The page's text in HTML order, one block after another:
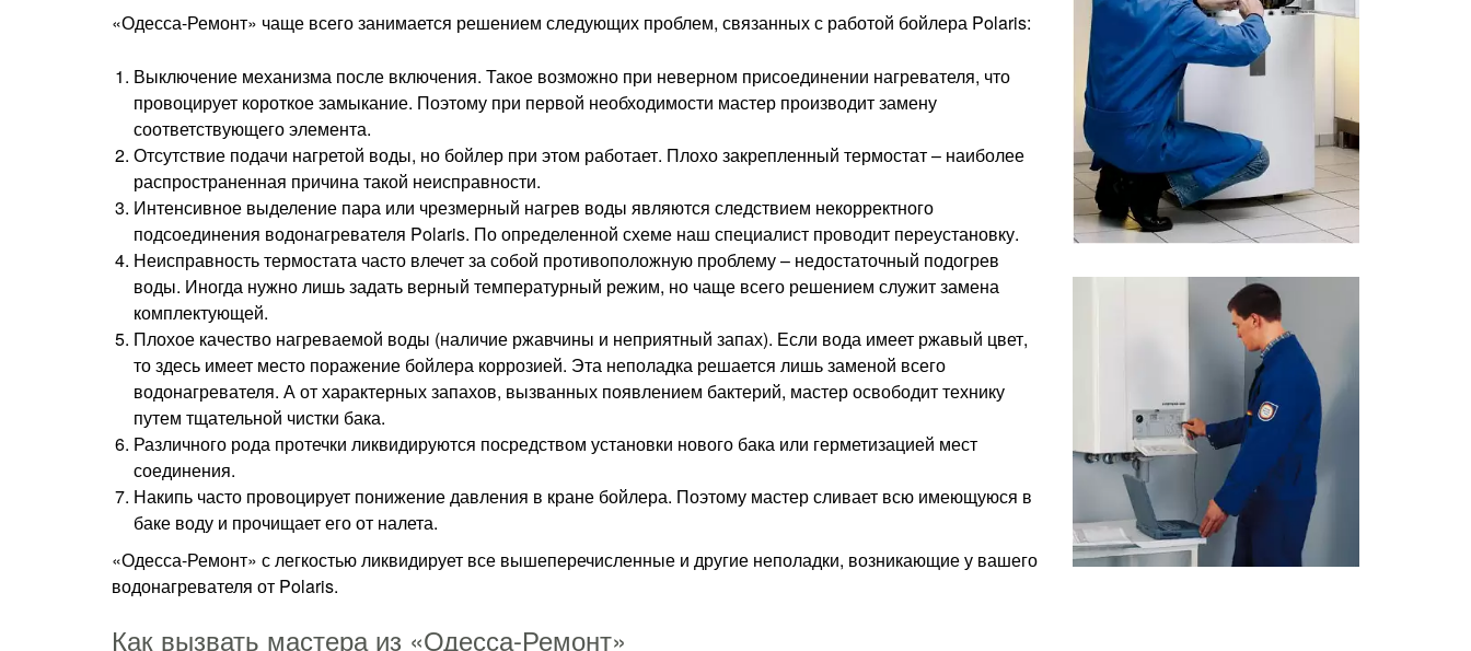
«Одесса-Ремонт» чаще всего занимается решением следующих проблем, связанных с работой бойлера Polaris:
Выключение механизма после включения. Такое возможно при неверном присоединении нагревателя, что
провоцирует короткое замыкание. Поэтому при первой необходимости мастер производит замену
соответствующего элемента.
Отсутствие подачи нагретой воды, но бойлер при этом работает. Плохо закрепленный термостат – наиболее
распространенная причина такой неисправности.
Интенсивное выделение пара или чрезмерный нагрев воды являются следствием некорректного
подсоединения водонагревателя Polaris. По определенной схеме наш специалист проводит переустановку.
Неисправность термостата часто влечет за собой противоположную проблему – недостаточный подогрев
воды. Иногда нужно лишь задать верный температурный режим, но чаще всего решением служит замена
комплектующей.
Плохое качество нагреваемой воды (наличие ржавчины и неприятный запах). Если вода имеет ржавый цвет,
то здесь имеет место поражение бойлера коррозией. Эта неполадка решается лишь заменой всего
водонагревателя. А от характерных запахов, вызванных появлением бактерий, мастер освободит технику
путем тщательной чистки бака.
Различного рода протечки ликвидируются посредством установки нового бака или герметизацией мест
соединения.
Накипь часто провоцирует понижение давления в кране бойлера. Поэтому мастер сливает всю имеющуюся в
баке воду и прочищает его от налета.
«Одесса-Ремонт» с легкостью ликвидирует все вышеперечисленные и другие неполадки, возникающие у вашего
водонагревателя от Polaris.
Как вызвать мастера из «Одесса-Ремонт»